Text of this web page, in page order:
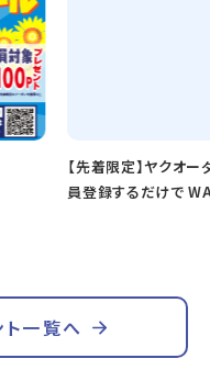
【先着限定】ヤクオ
員登録するだけで
一覧へ